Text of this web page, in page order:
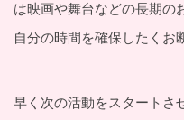
は映画や舞台などの長期の
自分の時間を確保したくお
早く次の活動をスタートさ